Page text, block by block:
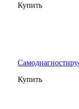
Купить
Купить